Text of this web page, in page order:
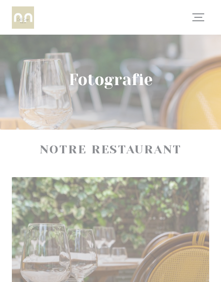
Panel pro správu cookies
Fotografie
NOTRE RESTAURANT